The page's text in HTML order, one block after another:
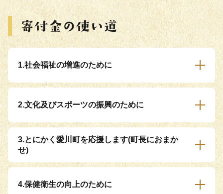
1.社会福祉の増進のために
2.文化及びスポーツの振興のために
3.とにかく愛川町を応援します(町長におまか
せ)
4.保健衛生の向上のために